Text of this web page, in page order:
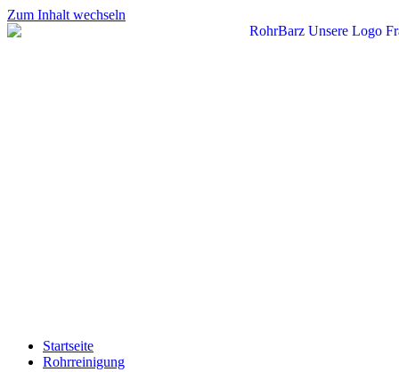
Zum Inhalt wechseln
Startseite
Rohrreinigung